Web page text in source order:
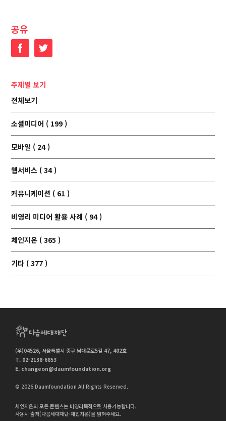
공유
FacebookTwitter
주제별 보기
전체보기
소셜미디어 ( 199 )
모바일 ( 24 )
웹서비스 ( 34 )
커뮤니케이션 ( 61 )
비영리 미디어 활용 사례 ( 94 )
체인지온 ( 365 )
기타 ( 377 )
(우)04526, 서울특별시 중구 남대문로5길 47, 402호
T. 02-2138-6853
E. changeon@daumfoundation.org
© 2026 Daumfoundation All Rights Reserved.
체인지온의 모든 콘텐츠는 비영리목적으로 사용가능합니다.
사용시 출처(다음세대재단-체인지온)을 밝혀주세요.